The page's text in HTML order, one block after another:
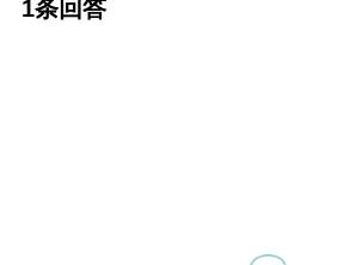
1条回答